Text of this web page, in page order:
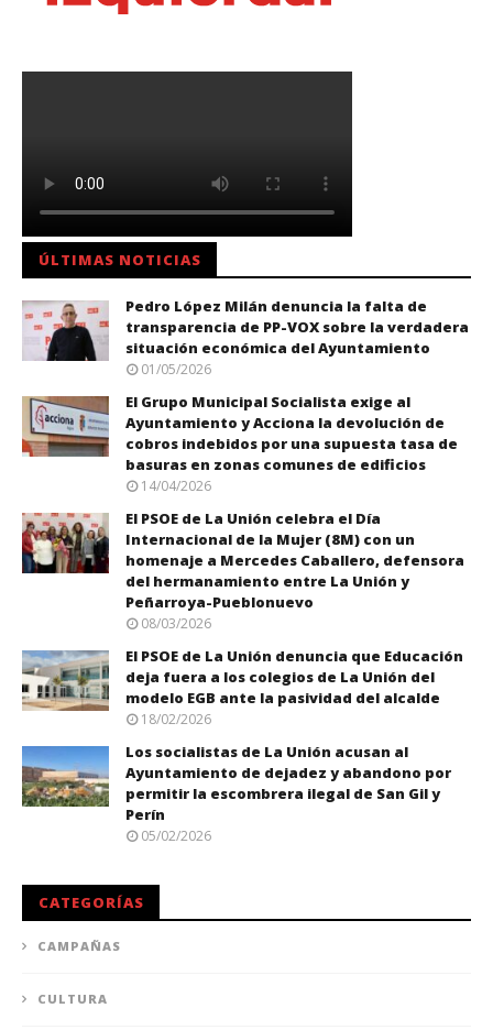
ÚLTIMAS NOTICIAS
Pedro López Milán denuncia la falta de
transparencia de PP-VOX sobre la verdadera
situación económica del Ayuntamiento
01/05/2026
El Grupo Municipal Socialista exige al
Ayuntamiento y Acciona la devolución de
cobros indebidos por una supuesta tasa de
basuras en zonas comunes de edificios
14/04/2026
El PSOE de La Unión celebra el Día
Internacional de la Mujer (8M) con un
homenaje a Mercedes Caballero, defensora
del hermanamiento entre La Unión y
Peñarroya-Pueblonuevo
08/03/2026
El PSOE de La Unión denuncia que Educación
deja fuera a los colegios de La Unión del
modelo EGB ante la pasividad del alcalde
18/02/2026
Los socialistas de La Unión acusan al
Ayuntamiento de dejadez y abandono por
permitir la escombrera ilegal de San Gil y
Perín
05/02/2026
CATEGORÍAS
CAMPAÑAS
CULTURA